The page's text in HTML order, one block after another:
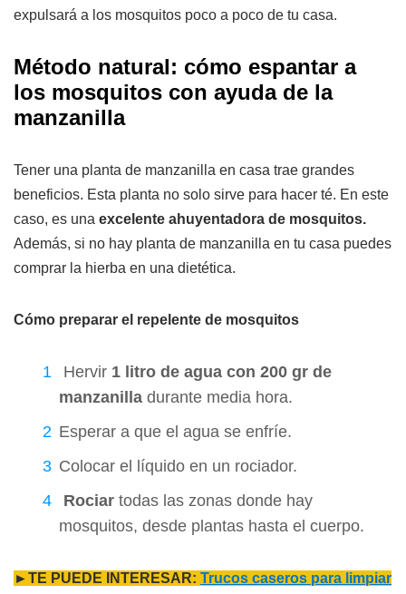
expulsará a los mosquitos poco a poco de tu casa.
Método natural: cómo espantar a
los mosquitos con ayuda de la
manzanilla
Tener una planta de manzanilla en casa trae grandes
beneficios. Esta planta no solo sirve para hacer té. En este
caso, es una excelente ahuyentadora de mosquitos.
Además, si no hay planta de manzanilla en tu casa puedes
comprar la hierba en una dietética.
Cómo preparar el repelente de mosquitos
Hervir 1 litro de agua con 200 gr de
manzanilla durante media hora.
Esperar a que el agua se enfríe.
Colocar el líquido en un rociador.
Rociar todas las zonas donde hay
mosquitos, desde plantas hasta el cuerpo.
►TE PUEDE INTERESAR: Trucos caseros para limpiar